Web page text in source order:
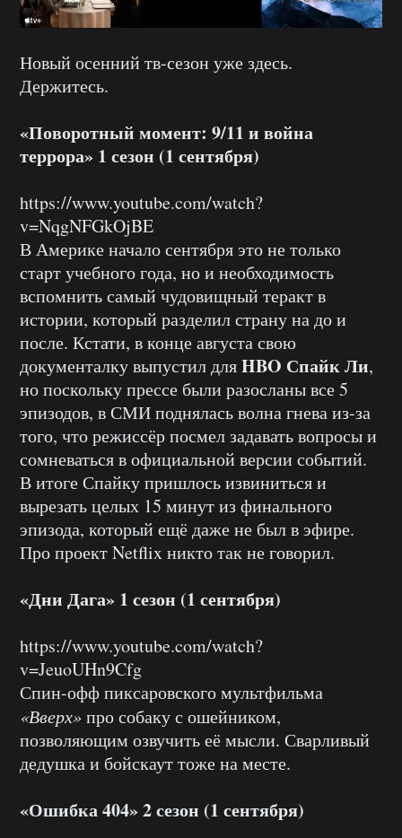
Новый осенний тв-сезон уже здесь.
Держитесь.
«Поворотный момент: 9/11 и война
террора» 1 сезон (1 сентября)
https://www.youtube.com/watch?
v=NqgNFGkOjBE
В Америке начало сентября это не только
старт учебного года, но и необходимость
вспомнить самый чудовищный теракт в
истории, который разделил страну на до и
после. Кстати, в конце августа свою
документалку выпустил дляHBO Спайк Ли,
но поскольку прессе были разосланы все 5
эпизодов, в СМИ поднялась волна гнева из-за
того, что режиссёр посмел задавать вопросы и
сомневаться в официальной версии событий.
В итоге Спайку пришлось извиниться и
вырезать целых 15 минут из финального
эпизода, который ещё даже не был в эфире.
Про проект Netflix никто так не говорил.
«Дни Дага» 1 сезон (1 сентября)
https://www.youtube.com/watch?
v=JeuoUHn9Cfg
Спин-офф пиксаровского мультфильма
«Вверх»про собаку с ошейником,
позволяющим озвучить её мысли. Сварливый
дедушка и бойскаут тоже на месте.
«Ошибка 404» 2 сезон (1 сентября)